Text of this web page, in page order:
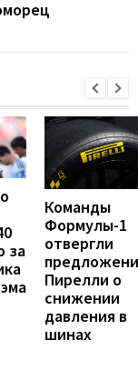
за
Команды
Формулы-1
отвергли
Пирелли о
снижении
давления в
шинах